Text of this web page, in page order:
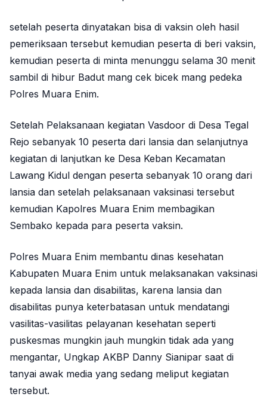
setelah peserta dinyatakan bisa di vaksin oleh hasil
pemeriksaan tersebut kemudian peserta di beri vaksin,
kemudian peserta di minta menunggu selama 30 menit
sambil di hibur Badut mang cek bicek mang pedeka
Polres Muara Enim.
Setelah Pelaksanaan kegiatan Vasdoor di Desa Tegal
Rejo sebanyak 10 peserta dari lansia dan selanjutnya
kegiatan di lanjutkan ke Desa Keban Kecamatan
Lawang Kidul dengan peserta sebanyak 10 orang dari
lansia dan setelah pelaksanaan vaksinasi tersebut
kemudian Kapolres Muara Enim membagikan
Sembako kepada para peserta vaksin.
Polres Muara Enim membantu dinas kesehatan
Kabupaten Muara Enim untuk melaksanakan vaksinasi
kepada lansia dan disabilitas, karena lansia dan
disabilitas punya keterbatasan untuk mendatangi
vasilitas-vasilitas pelayanan kesehatan seperti
puskesmas mungkin jauh mungkin tidak ada yang
mengantar, Ungkap AKBP Danny Sianipar saat di
tanyai awak media yang sedang meliput kegiatan
tersebut.